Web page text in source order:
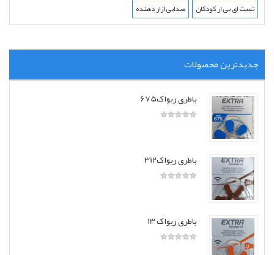
تست ای بی ار کودکان
صدایی ازار دهنده
جدیدترین محصولات
باطری ریواک675
باطری ریواک312
باطری ریواک 13